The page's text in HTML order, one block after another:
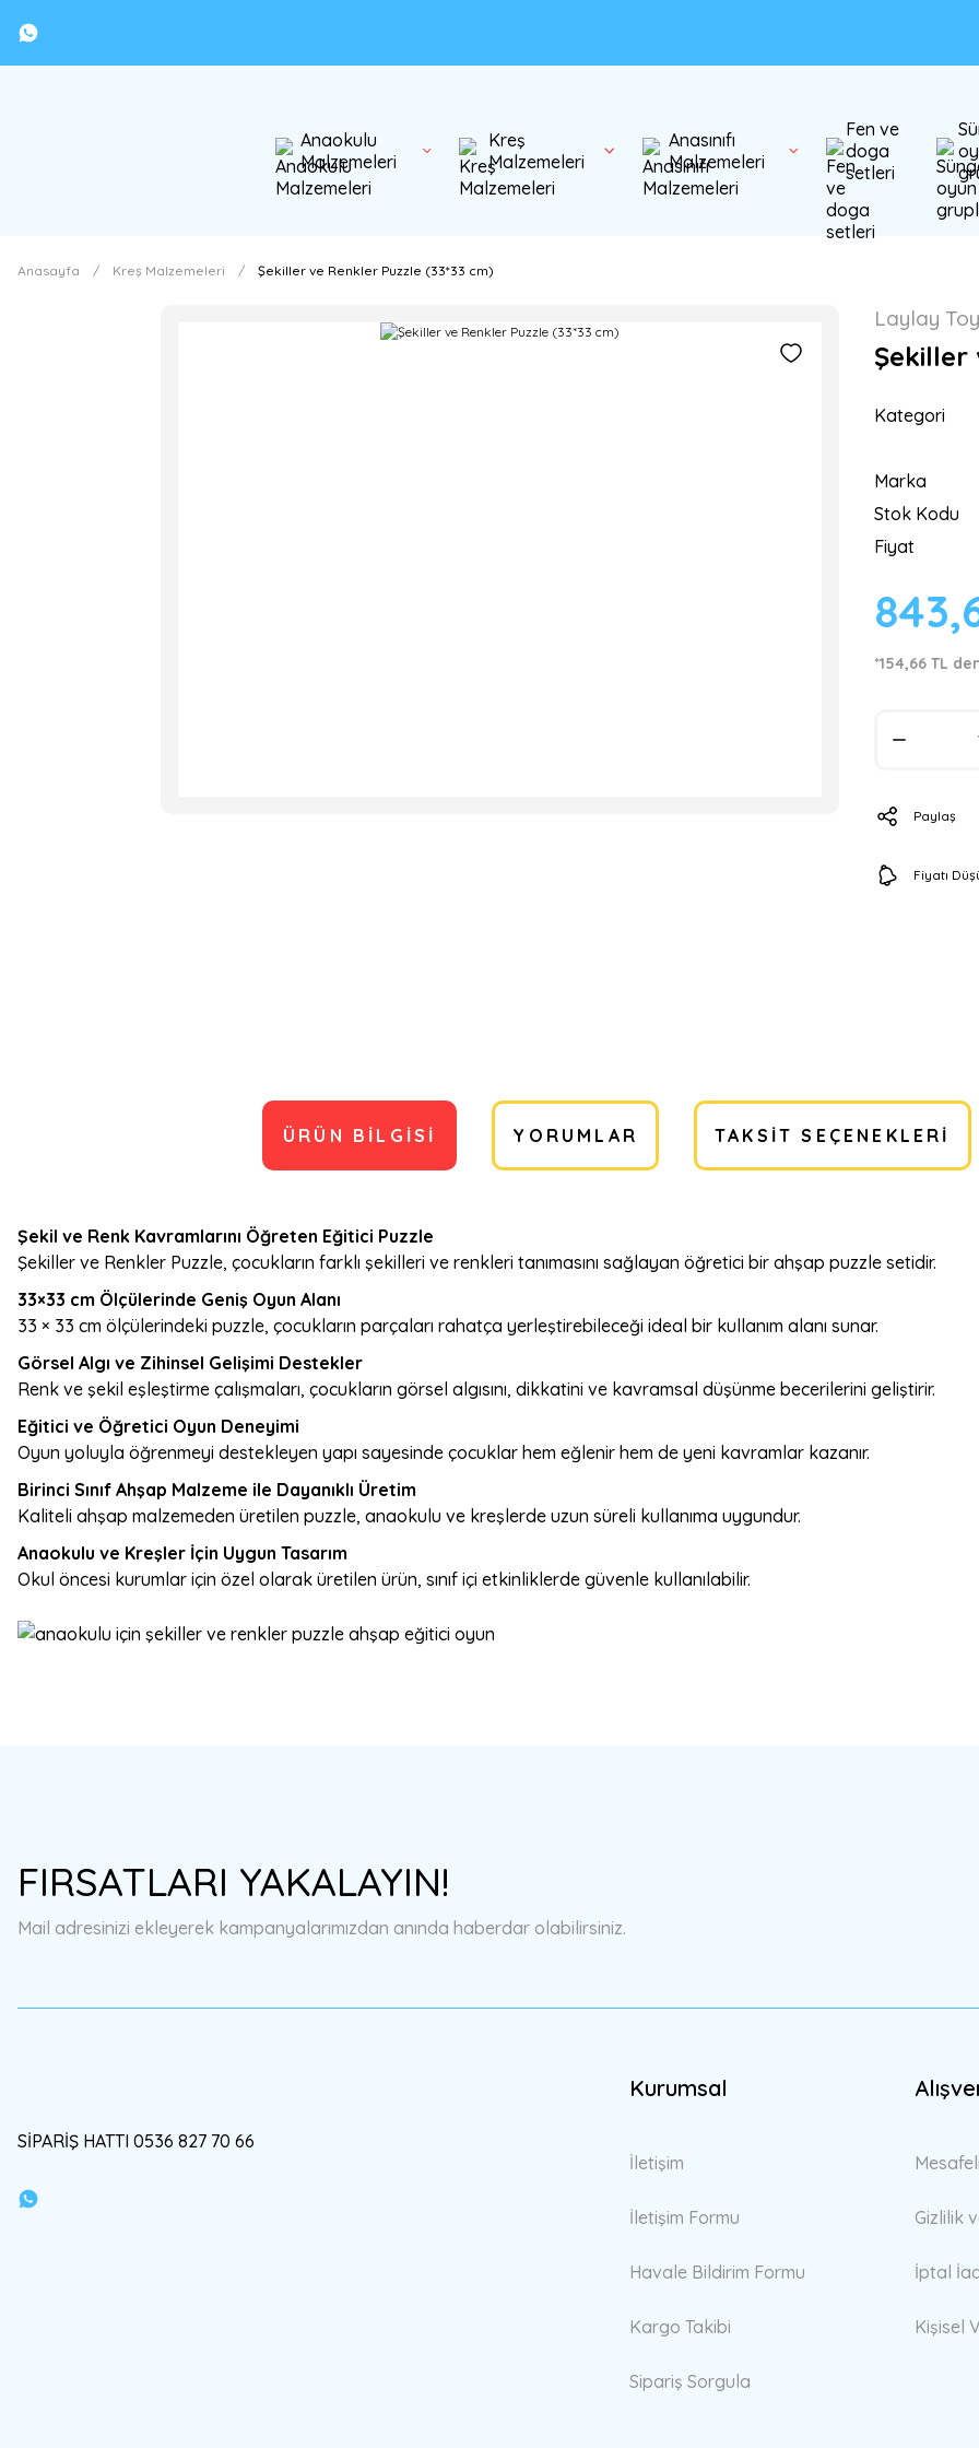
Anaokulu
Malzemeleri
Kreş
Malzemeleri
Anasınıfı
Malzemeleri
Fen ve
doga
setleri
Anasayfa Kreş Malzemeleri Şekiller ve Renkler Puzzle (33*33 cm)
Laylay
Şekiller
Kategori
Marka
Stok Kodu
Fiyat
*154,66 TL
Paylaş
Fiyatı
ÜRÜN BILGISI YORUMLAR TAKSIT SEÇENEKLERI
Şekil ve Renk Kavramlarını Öğreten Eğitici Puzzle
Şekiller ve Renkler Puzzle, çocukların farklı şekilleri ve renkleri tanımasını sağlayan öğretici bir ahşap puzzle setidir.
33×33 cm Ölçülerinde Geniş Oyun Alanı
33 × 33 cm ölçülerindeki puzzle, çocukların parçaları rahatça yerleştirebileceği ideal bir kullanım alanı sunar.
Görsel Algı ve Zihinsel Gelişimi Destekler
Renk ve şekil eşleştirme çalışmaları, çocukların görsel algısını, dikkatini ve kavramsal düşünme becerilerini geliştirir.
Eğitici ve Öğretici Oyun Deneyimi
Oyun yoluyla öğrenmeyi destekleyen yapı sayesinde çocuklar hem eğlenir hem de yeni kavramlar kazanır.
Birinci Sınıf Ahşap Malzeme ile Dayanıklı Üretim
Kaliteli ahşap malzemeden üretilen puzzle, anaokulu ve kreşlerde uzun süreli kullanıma uygundur.
Anaokulu ve Kreşler İçin Uygun Tasarım
Okul öncesi kurumlar için özel olarak üretilen ürün, sınıf içi etkinliklerde güvenle kullanılabilir.
Ürün açıklamasında eksik bilgiler bulunuyor.
Ürün fiyatı diğer sitelerden daha pahalı.
FIRSATLARI YAKALAYIN!
Mail adresinizi ekleyerek kampanyalarımızdan anında haberdar olabilirsiniz.
SİPARİŞ HATTI 0536 827 70 66
Kurumsal
İletişim
İletişim Formu
Havale Bildirim Formu
Kargo Takibi
Sipariş Sorgula
Gizlilik
İptal
Kişisel